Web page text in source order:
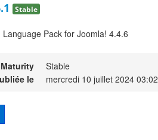
Stable
Pack for Joomla! 4.4.6
Maturity
Stable
le
mercredi 10 juillet 2024 03:02